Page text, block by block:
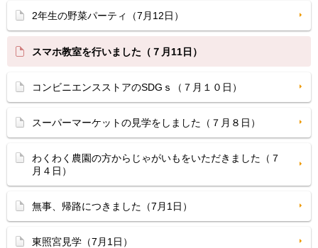
2年生の野菜パーティ（7月12日）
スマホ教室を行いました（７月11日）
コンビニエンスストアのSDGｓ（７月１０日）
スーパーマーケットの見学をしました（７月８日）
わくわく農園の方からじゃがいもをいただきました（７
月４日）
無事、帰路につきました（7月1日）
東照宮見学（7月1日）